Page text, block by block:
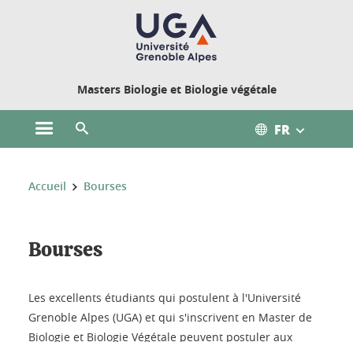
Masters Biologie et Biologie végétale
Ouvrir le menu principal FR
Vous êtes ici :
Accueil Bourses
Bourses
Les excellents étudiants qui postulent à l'Université
Grenoble Alpes (UGA) et qui s'inscrivent en Master de
Biologie et Biologie Végétale peuvent postuler aux